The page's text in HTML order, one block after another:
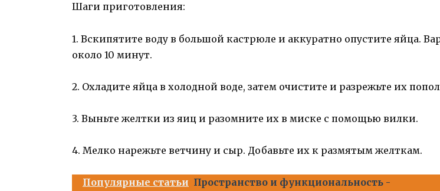
Шаги приготовления:
1. Вскипятите воду в большой кастрюле и аккуратно опустите яйца.
около 10 минут.
2. Охладите яйца в холодной воде, затем очистите и разрежьте их
3. Выньте желтки из яиц и разомните их в миске с помощью вилки.
4. Мелко нарежьте ветчину и сыр. Добавьте их к размятым желткам.
Популярные статьи Пространство и функциональность -